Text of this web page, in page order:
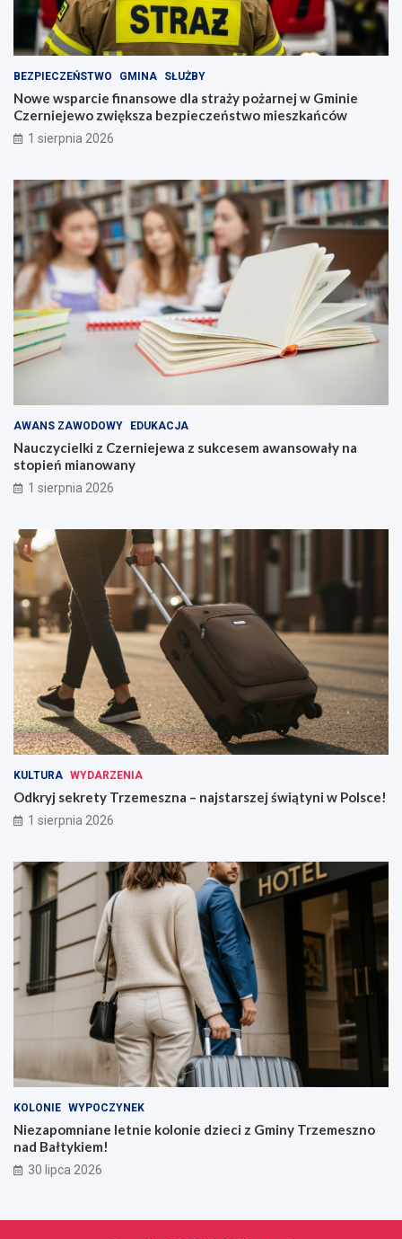
BEZPIECZEŃSTWO GMINA SŁUŻBY
Nowe wsparcie finansowe dla straży pożarnej w Gminie
Czerniejewo zwiększa bezpieczeństwo mieszkańców
1 sierpnia 2026
AWANS ZAWODOWY EDUKACJA
Nauczycielki z Czerniejewa z sukcesem awansowały na
stopień mianowany
1 sierpnia 2026
KULTURA WYDARZENIA
Odkryj sekrety Trzemeszna – najstarszej świątyni w Polsce!
1 sierpnia 2026
KOLONIE WYPOCZYNEK
Niezapomniane letnie kolonie dzieci z Gminy Trzemeszno
nad Bałtykiem!
30 lipca 2026